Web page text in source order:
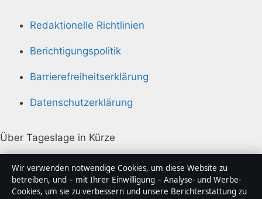
Redaktionelle Richtlinien
Berichtigungspolitik
Barrierefreiheitserklärung
Datenschutzerklärung
Über Tageslage in Kürze
Tageslage ist ein unabhängiger digitaler
Nachrichtenanbieter mit Fokus auf Politik, Wirtschaft,
Technik und Gesellschaft in Deutschland. Jeder Artikel
Wir verwenden notwendige Cookies, um diese Website zu
betreiben, und – mit Ihrer Einwilligung – Analyse- und Werbe-
Cookies, um sie zu verbessern und unsere Berichterstattung zu